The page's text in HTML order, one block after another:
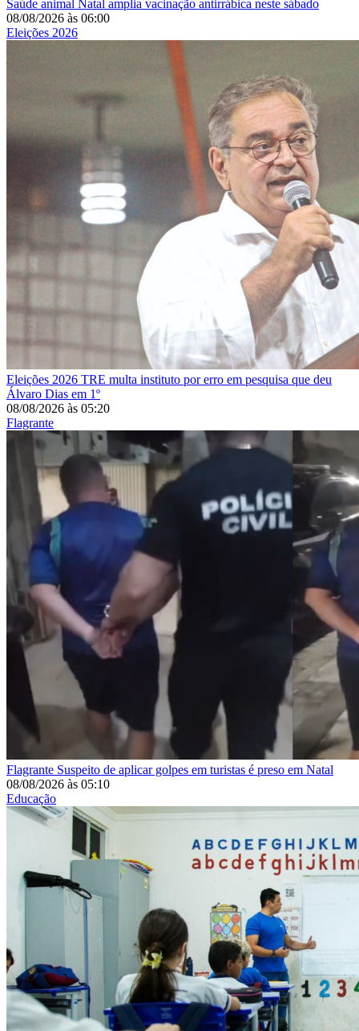
Saúde animal Natal amplia vacinação antirrábica neste sábado
08/08/2026 às 06:00
Eleições 2026
Eleições 2026 TRE multa instituto por erro em pesquisa que deu
Álvaro Dias em 1º
08/08/2026 às 05:20
Flagrante
Flagrante Suspeito de aplicar golpes em turistas é preso em Natal
08/08/2026 às 05:10
Educação